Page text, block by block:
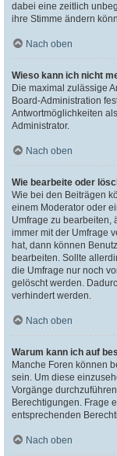
dabei eine zeitlich
ihre Stimme ändern
Nach oben
Wieso kann ich nicht
Die maximal zulässige
Board-Administration
Antwortmöglichkeiten
Administrator.
Nach oben
Wie bearbeite oder
Wie bei den Beiträgen
einem Moderator oder
Umfrage zu bearbeiten,
immer mit der Umfrage
hat, dann können
bearbeiten. Sollte
die Umfrage nur noch
gelöscht werden.
verhindert werden.
Nach oben
Warum kann ich auf
Manche Foren können
sein. Um diese
Vorgänge
Berechtigungen. Frage
entsprechenden
Nach oben